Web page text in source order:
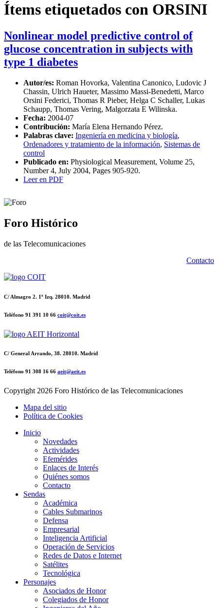
Ítems etiquetados con ORSINI
Nonlinear model predictive control of
glucose concentration in subjects with
type 1 diabetes
Autor/es: Roman Hovorka, Valentina Canonico, Ludovic J
Chassin, Ulrich Haueter, Massimo Massi-Benedetti, Marco
Orsini Federici, Thomas R Pieber, Helga C Schaller, Lukas
Schaupp, Thomas Vering, Malgorzata E Wilinska.
Fecha: 2004-07
Contribución: María Elena Hernando Pérez.
Palabras clave: Ingeniería en medicina y biología,
Ordenadores y tratamiento de la información, Sistemas de
control
Publicado en: Physiological Measurement, Volume 25,
Number 4, July 2004, Pages 905-920.
Leer en PDF
Foro Histórico
de las Telecomunicaciones
Contacto
C/ Almagro 2. 1º Izq. 28010. Madrid
Teléfono 91 391 10 66 coit@coit.es
C/ General Arrando, 38. 28010. Madrid
Teléfono 91 308 16 66 aeit@aeit.es
Copyright2026 Foro Histórico de las Telecomunicaciones
Mapa del sitio
Política de Cookies
Inicio
Novedades
Actividades
Efemérides
Enlaces de Interés
Quiénes somos
Contacto
Sendas
Académica
Cables Submarinos
Defensa
Empresarial
Inteligencia Artificial
Operación de Servicios
Redes de Datos e Internet
Satélites
Tecnológica
Personajes
Asociados de Honor
Colegiados de Honor